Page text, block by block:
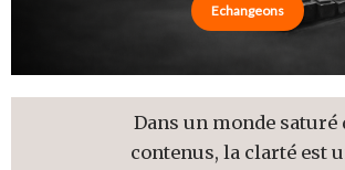
Echangeons
Dans un monde saturé
contenus, la clarté est